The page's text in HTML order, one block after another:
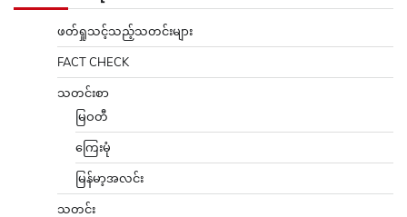
ဖတ်ရှုသင့်သည့်သတင်းများ
FACT CHECK
သတင်းစာ
မြဝတီ
ကြေးမုံ
မြန်မာ့အလင်း
သတင်း